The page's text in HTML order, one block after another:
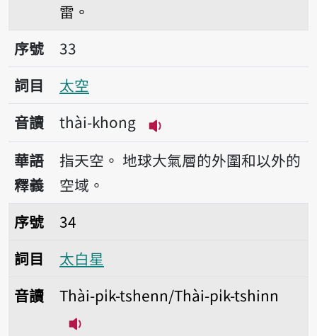
雷。
序號33太空
序號
33
詞目
太空
音讀
thài-khong
播放音讀thài-khong
華語
釋義
指天空。 地球大氣層的外圍和以外的
空域。
序號34太白星
序號
34
詞目
太白星
音讀
Thài-pi̍k-tshenn/Thài-pi̍k-tshinn